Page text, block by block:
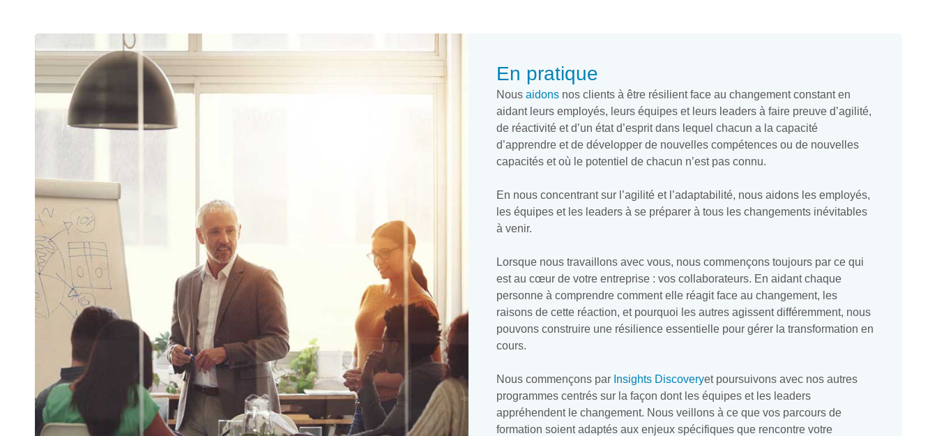
En pratique
Nous aidons nos clients à être résilient face au changement constant en
aidant leurs employés, leurs équipes et leurs leaders à faire preuve d’agilité,
de réactivité et d’un état d’esprit dans lequel chacun a la capacité
d’apprendre et de développer de nouvelles compétences ou de nouvelles
capacités et où le potentiel de chacun n’est pas connu.
En nous concentrant sur l’agilité et l’adaptabilité, nous aidons les employés,
les équipes et les leaders à se préparer à tous les changements inévitables
à venir.
Lorsque nous travaillons avec vous, nous commençons toujours par ce qui
est au cœur de votre entreprise : vos collaborateurs. En aidant chaque
personne à comprendre comment elle réagit face au changement, les
raisons de cette réaction, et pourquoi les autres agissent différemment, nous
pouvons construire une résilience essentielle pour gérer la transformation en
cours.
Nous commençons par Insights Discoveryet poursuivons avec nos autres
programmes centrés sur la façon dont les équipes et les leaders
appréhendent le changement. Nous veillons à ce que vos parcours de
formation soient adaptés aux enjeux spécifiques que rencontre votre